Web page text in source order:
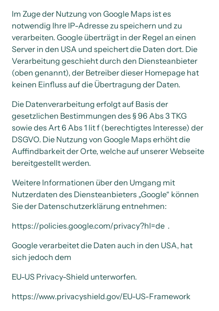
Im Zuge der Nutzung von Google Maps ist es
notwendig Ihre IP-Adresse zu speichern und zu
verarbeiten. Google überträgt in der Regel an einen
Server in den USA und speichert die Daten dort. Die
Verarbeitung geschieht durch den Diensteanbieter
(oben genannt), der Betreiber dieser Homepage hat
keinen Einfluss auf die Übertragung der Daten.
Die Datenverarbeitung erfolgt auf Basis der
gesetzlichen Bestimmungen des § 96 Abs 3 TKG
sowie des Art 6 Abs 1 lit f (berechtigtes Interesse) der
DSGVO. Die Nutzung von Google Maps erhöht die
Auffindbarkeit der Orte, welche auf unserer Webseite
bereitgestellt werden.
Weitere Informationen über den Umgang mit
Nutzerdaten des Diensteanbieters „Google“ können
Sie der Datenschutzerklärung entnehmen:
https://policies.google.com/privacy?hl=de  .
Google verarbeitet die Daten auch in den USA, hat
sich jedoch dem
EU-US Privacy-Shield unterworfen.
https://www.privacyshield.gov/EU-US-Framework